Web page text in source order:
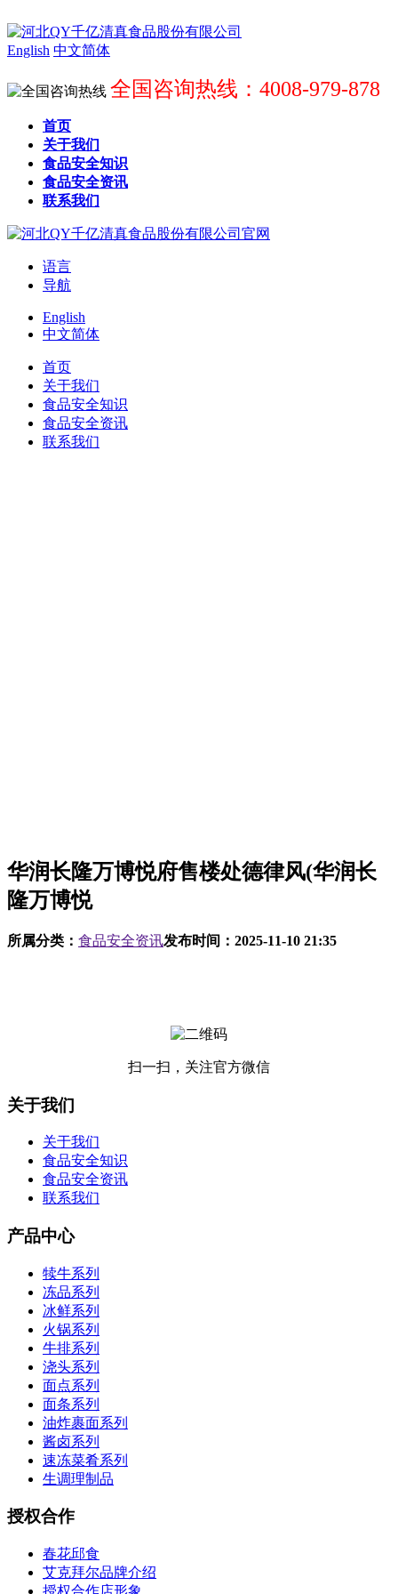
English 中文简体
全国咨询热线：4008-979-878
首页
关于我们
食品安全知识
食品安全资讯
联系我们
语言
导航
English
中文简体
首页
关于我们
食品安全知识
食品安全资讯
联系我们
华润长隆万博悦府售楼处德律风(华润长
隆万博悦
所属分类： 食品安全资讯发布时间： 2025-11-10 21:35
扫一扫，关注官方微信
关于我们
关于我们
食品安全知识
食品安全资讯
联系我们
产品中心
犊牛系列
冻品系列
冰鲜系列
火锅系列
牛排系列
浇头系列
面点系列
面条系列
油炸裹面系列
酱卤系列
速冻菜肴系列
生调理制品
授权合作
春花邱食
艾克拜尔品牌介绍